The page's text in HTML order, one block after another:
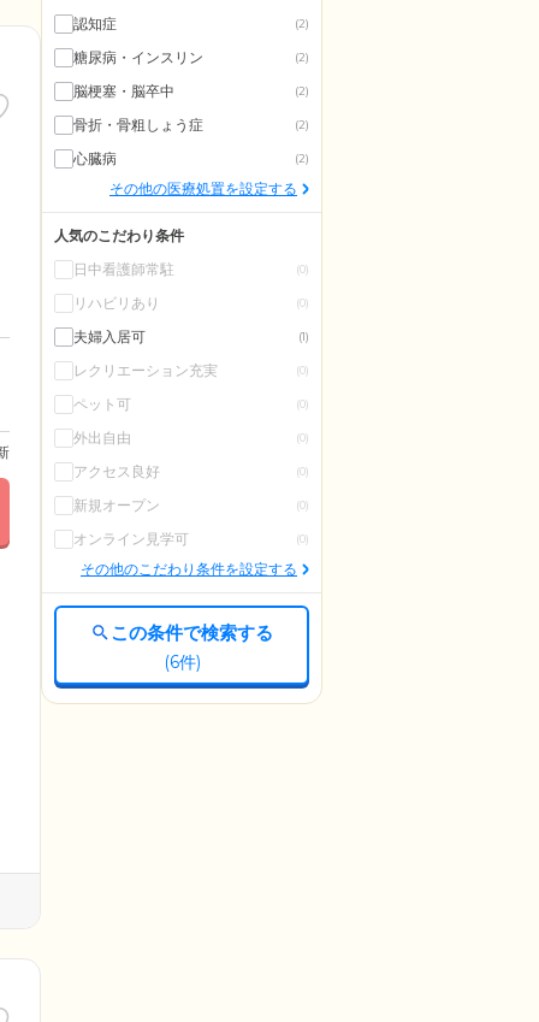
認知症
(2)
糖尿病・インスリン (2)
脳梗塞・脳卒中 (2)
骨折・骨粗しょう症 (2)
心臓病 (2)
その他の医療処置を設定する
人気のこだわり条件
日中看護師常駐
(0)
リハビリあり (0)
夫婦入居可 (1)
レクリエーション充実 (0)
ペット可 (0)
外出自由 (0)
アクセス良好 (0)
新規オープン (0)
オンライン見学可 (0)
その他のこだわり条件を設定する
この条件で検索する
(6件)